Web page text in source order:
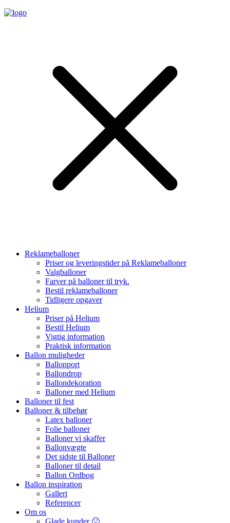
Reklameballoner
Priser og leveringstider på Reklameballoner
Valgballoner
Farver på balloner til tryk.
Bestil reklameballoner
Tidligere opgaver
Helium
Priser på Helium
Bestil Helium
Vigtig information
Praktisk information
Ballon muligheder
Ballonport
Ballondrop
Ballondekoration
Balloner med Helium
Balloner til fest
Balloner & tilbehør
Latex balloner
Folie balloner
Balloner vi skaffer
Ballonvægte
Det sidste til Balloner
Balloner til detail
Ballon Ordbog
Ballon inspiration
Galleri
Referencer
Om os
Glade kunder 🙂